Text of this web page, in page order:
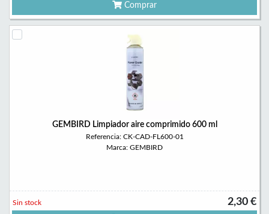
Comprar
GEMBIRD Limpiador aire comprimido 600 ml
Referencia: CK-CAD-FL600-01
Marca: GEMBIRD
2,30 €
Sin stock